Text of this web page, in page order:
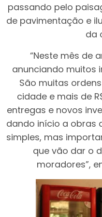
passando pelo
de pavimentação e
da
“Neste mês de
anunciando muitos
São muitas
cidade e mais de
entregas e novos
dando início a obras
simples, mas
que vão dar o
moradores”,